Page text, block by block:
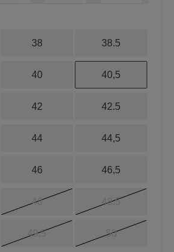
38 38.5
40 40,5
42 42.5
44 44,5
46 46,5
48 48,5
49,5 50